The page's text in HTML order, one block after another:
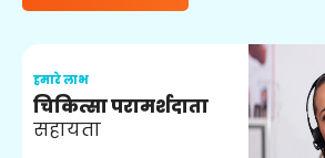
हमारे लाभ
चिकित्सा परामर्शदाता
सहायता